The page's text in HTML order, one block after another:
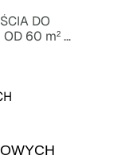
DO
OD 60 m²